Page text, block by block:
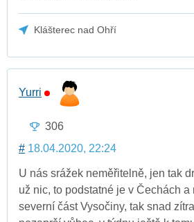
Klášterec nad Ohří
Yurri
306
# 18.04.2020, 22:24
U nás srážek neměřitelně, jen tak
už nic, to podstatné je v Čechách a
severní část Vysočiny, tak snad